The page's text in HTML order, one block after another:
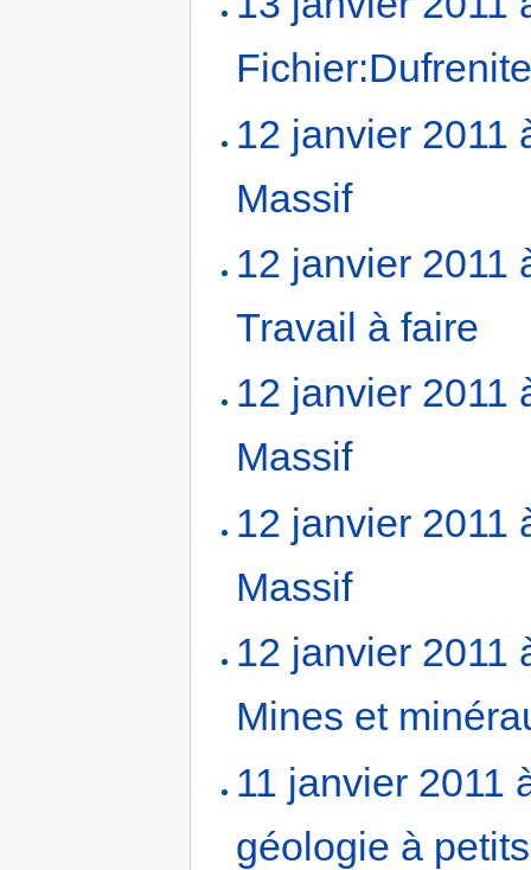
12 janvier 2011
Massif‎
12 janvier 2011
Travail à faire
12 janvier 2011
Massif‎
12 janvier 2011
Massif‎
12 janvier 2011
Mines et
11 janvier 2011
géologie à